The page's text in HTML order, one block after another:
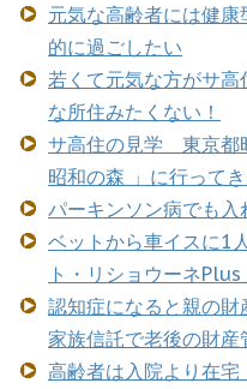
元気な高齢者には健
的に過ごしたい
若くて元気な方がサ
な所住みたくない！
サ高住の見学 東京都
昭和の森 」に行って
パーキンソン病でも
ベットから車イスに1
ト・リショウーネPlus
認知症になると親の
家族信託で老後の財産
高齢者は入院より在